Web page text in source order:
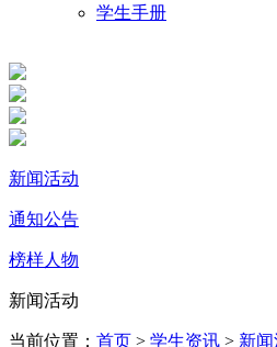
学生手册
新闻活动
通知公告
榜样人物
新闻活动
当前位置： 首页 > 学生资讯 > 新